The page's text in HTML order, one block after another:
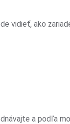
vidieť, ako
a podľa